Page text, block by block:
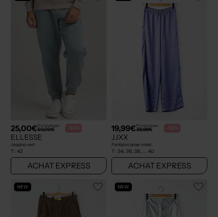
25,00€Prix boutique :
50,00€ -50%
ELLESSE
Jogging vert
T : 42
ACHAT EXPRESS
19,99€Prix boutique :
39,99€ -50%
JJXX
Pantalon large violet
T : 34, 36, 38, ... 40
ACHAT EXPRESS
NEW NEW